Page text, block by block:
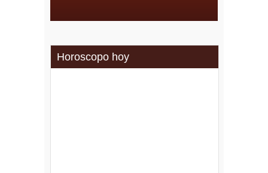
Horoscopo hoy